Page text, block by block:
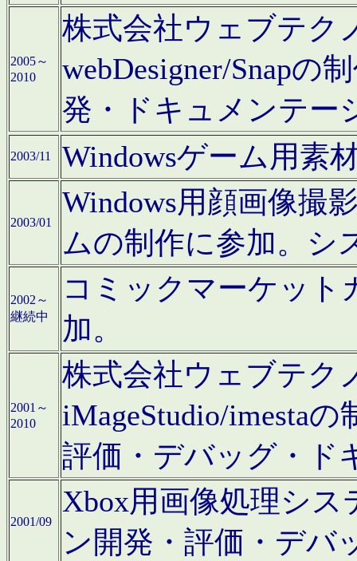
2005～
2010
株式会社ウェブテク
webDesigner/Snapの
発・ドキュメンテー
2003/11 Windowsゲーム用素
2003/01
Windows用顔画像撮
ムの制作に参加。シ
2002～
継続中
コミックマーケット
加。
2001～
2010
株式会社ウェブテク
iMageStudio/imesta
評価・デバッグ・ド
2001/09
Xbox用画像処理シ
ン開発・評価・デバ